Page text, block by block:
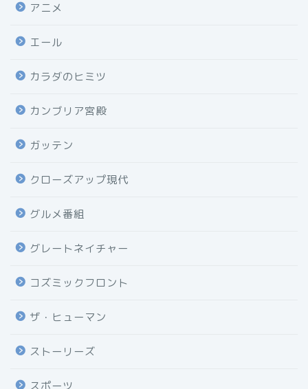
アニメ
エール
カラダのヒミツ
カンブリア宮殿
ガッテン
クローズアップ現代
グルメ番組
グレートネイチャー
コズミックフロント
ザ・ヒューマン
ストーリーズ